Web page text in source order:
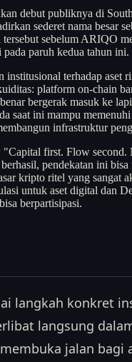
debut publiknya di
sederet nama besar
sebelum ARIQO
paruh kedua tahun
institusional terhadap
platform on-chain
bergerak masuk ke
saat ini mampu
infrastruktur
first. Flow
pendekatan ini
kripto ritel yang
untuk aset digital dan
berpartisipasi.
langkah konkret
langsung
membuka jalan